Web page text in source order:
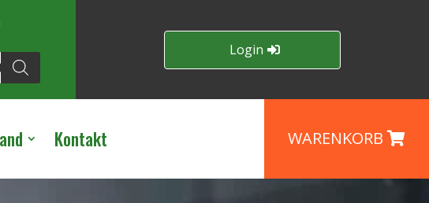
Login
Kontakt WARENKORB